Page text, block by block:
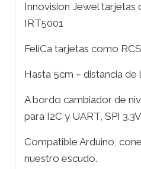
Innovision Jewel tarjetas
IRT5001
FeliCa tarjetas como
Hasta 5cm ~ distancia de
A bordo cambiador de
para I2C y UART, SPI
Compatible Arduino,
nuestro escudo.